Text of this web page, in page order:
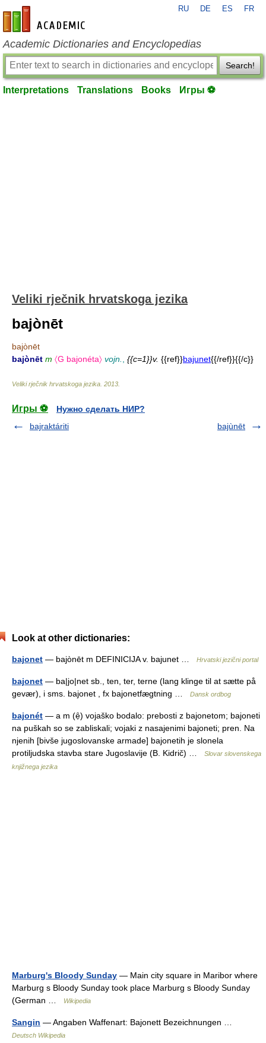
en-academic.com
RU DE ES FR
Academic Dictionaries and Encyclopedias
Search!
Interpretations Translations Books Игры ⚽
Veliki rječnik hrvatskoga jezika
bajònēt
bajònēt
bajònēt m 〈G bajonéta〉 vojn. {{c=1}}v. {{ref}}bajunet{{/ref}}{{/c}}
Veliki rječnik hrvatskoga jezika 2013
Игры ⚽
Нужно сделать НИР?
bajraktáriti
bajùnēt
Look at other dictionaries:
bajonet — bajònēt m DEFINICIJA v. bajunet … Hrvatski jezični portal
bajonet — ba|jo|net sb., ten, ter, terne (lang klinge til at sætte på
gevær), i sms. bajonet , fx bajonetfægtning …
Dansk ordbog
bajonét — a m (ẹ̑) vojaško bodalo: prebosti z bajonetom; bajoneti
na puškah so se zabliskali; vojaki z nasajenimi bajoneti; pren. Na
njenih [bivše jugoslovanske armade] bajonetih je slonela
protiljudska stavba stare Jugoslavije (B. Kidrič) …
Slovar slovenskega
knjižnega jezika
Marburg's Bloody Sunday — Main city square in Maribor where
Marburg s Bloody Sunday took place Marburg s Bloody Sunday
(German …
Wikipedia
Sangin — Angaben Waffenart: Bajonett Bezeichnungen …
Deutsch Wikipedia